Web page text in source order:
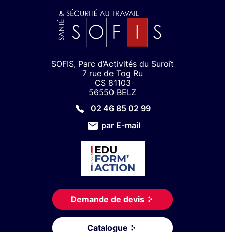
SOFIS, Parc d’Activités du Suroît
7 rue de Tog Ru
CS 81103
56550 BELZ
02 46 85 02 99
par E-mail
Demande de devis
Catalogue